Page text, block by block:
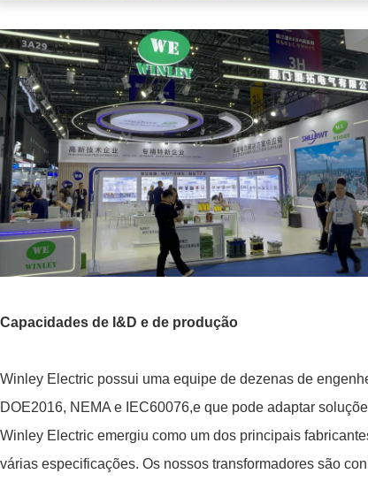
Capacidades de I&D e de produção
Winley Electric possui uma equipe de dezenas de
DOE2016, NEMA e IEC60076,e que pode adaptar
Winley Electric emergiu como um dos principais
várias especificações. Os nossos transformadores são